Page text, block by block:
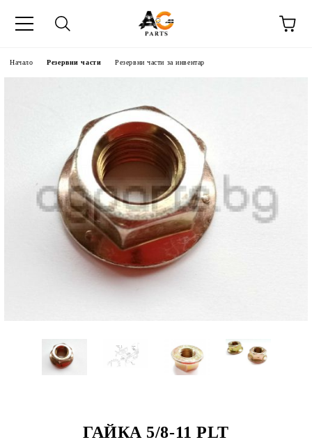
Начало Резервни части Резервни части за инвентар
ГАЙКА 5/8-11 PLT